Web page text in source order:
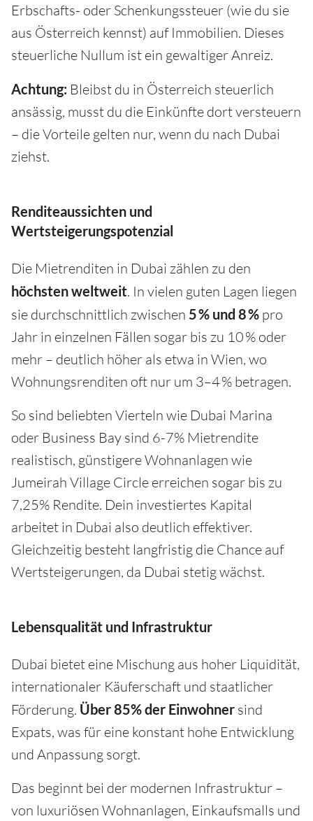
Erbschafts- oder Schenkungssteuer (wie du sie
aus Österreich kennst) auf Immobilien. Dieses
steuerliche Nullum ist ein gewaltiger Anreiz.
Achtung: Bleibst du in Österreich steuerlich
ansässig, musst du die Einkünfte dort versteuern
– die Vorteile gelten nur, wenn du nach Dubai
ziehst.
Renditeaussichten und
Wertsteigerungspotenzial
Die Mietrenditen in Dubai zählen zu den
höchsten weltweit. In vielen guten Lagen liegen
sie durchschnittlich zwischen 5 % und 8 % pro
Jahr in einzelnen Fällen sogar bis zu 10 % oder
mehr – deutlich höher als etwa in Wien, wo
Wohnungsrenditen oft nur um 3–4 % betragen.
So sind beliebten Vierteln wie Dubai Marina
oder Business Bay sind 6-7% Mietrendite
realistisch, günstigere Wohnanlagen wie
Jumeirah Village Circle erreichen sogar bis zu
7,25% Rendite. Dein investiertes Kapital
arbeitet in Dubai also deutlich effektiver.
Gleichzeitig besteht langfristig die Chance auf
Wertsteigerungen, da Dubai stetig wächst.
Lebensqualität und Infrastruktur
Dubai bietet eine Mischung aus hoher Liquidität,
internationaler Käuferschaft und staatlicher
Förderung. Über 85% der Einwohner sind
Expats, was für eine konstant hohe Entwicklung
und Anpassung sorgt.
Das beginnt bei der modernen Infrastruktur –
von luxuriösen Wohnanlagen, Einkaufsmalls und